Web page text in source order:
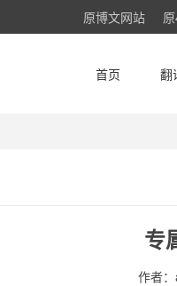
原博文网站
首页 翻
专
作者